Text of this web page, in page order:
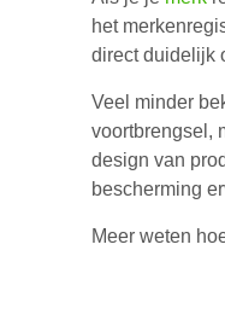
het
direct duidelijk
Veel minder
voortbrengsel,
design van
bescherming
Meer weten